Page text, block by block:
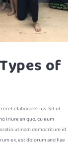
of
elaboraret ius. Sit ut
iriure an quo, cu eum
utinam democritum id
ex, est dolorum ancillae